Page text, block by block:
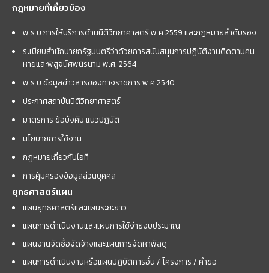
กฎหมายที่เกี่ยวข้อง
พ.ร.บ.การให้บริการด้านนิติวิทยาศาสตร์ พ.ศ.2559 และกฏหมายลำดับรอง
ระเบียบสำนักนายกรัฐมนตรีว่าด้วยการสนับสนุนการปฏิบัติงานติดตามคน
หายและพิสูจน์ศพนิรนาม พ.ศ. 2564
พ.ร.บ.ข้อมูลข่าวสารของทางราชการ พ.ศ.2540
ประกาศสถาบันนิติวิทยาศาสตร์
มาตรการ ข้อบังคับ แนวปฏิบัติ
นโยบายการใช้งาน
กฎหมายเกี่ยวกับไอที
การคุ้มครองข้อมูลส่วนบุคคล
ยุทธศาสตร์แผน
แผนยุทธศาสตร์และแผนระยะยาว
แผนการดำเนินงานและแผนการใช้จ่ายงบประมาณ
แผนงานจัดซื้อจัดจ้างและแผนการจัดหาพัสดุ
แผนการดำเนินงานหรือแผนปฏิบัติการอื่น / โครงการ / คำขอ